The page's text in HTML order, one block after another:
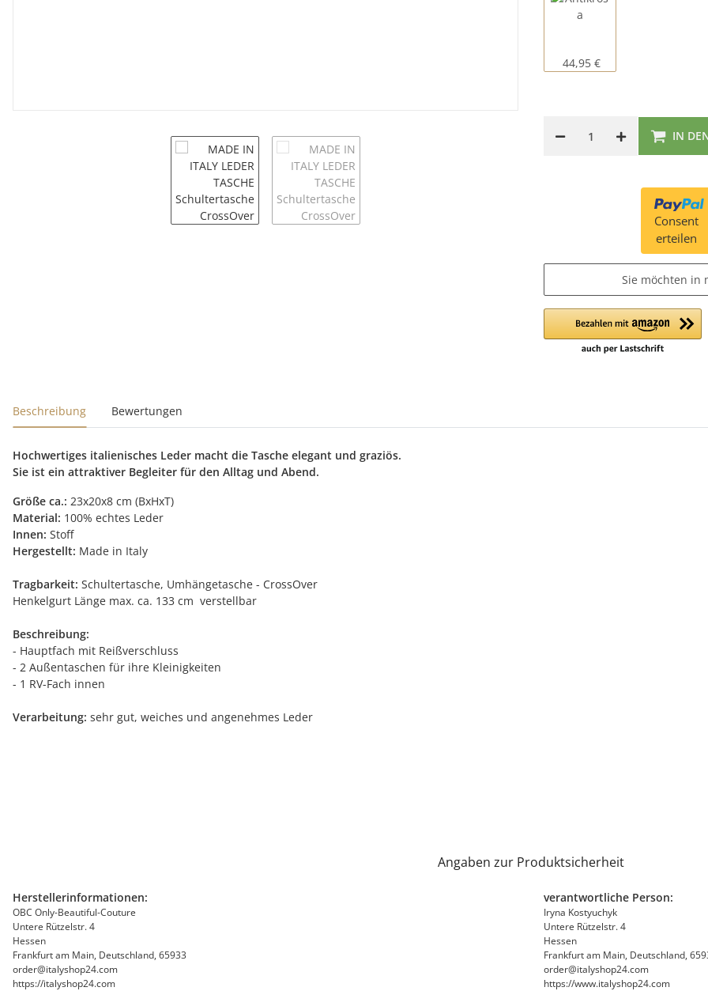
44,95 €
IN
Consent
erteilen
Sie möchten in
Beschreibung Bewertungen
Hochwertiges italienisches Leder macht die Tasche elegant und graziös.
Sie ist ein attraktiver Begleiter für den Alltag und Abend.
Größe ca.: 23x20x8 cm (BxHxT)
Material: 100% echtes Leder
Innen: Stoff
Hergestellt: Made in Italy
Tragbarkeit: Schultertasche, Umhängetasche - CrossOver
Henkelgurt Länge max. ca. 133 cm verstellbar
Beschreibung:
- Hauptfach mit Reißverschluss
- 2 Außentaschen für ihre Kleinigkeiten
- 1 RV-Fach innen
Verarbeitung: sehr gut, weiches und angenehmes Leder
Angaben zur Produktsicherheit
Herstellerinformationen:
OBC Only-Beautiful-Couture
Untere Rützelstr. 4
Hessen
Frankfurt am Main, Deutschland, 65933
order@italyshop24.com
https://italyshop24.com
verantwortliche Person:
Iryna Kostyuchyk
Untere Rützelstr. 4
Hessen
Frankfurt am Main, Deutschland,
order@italyshop24.com
https://www.italyshop24.com